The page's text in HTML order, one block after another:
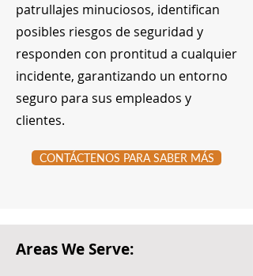
patrullajes minuciosos, identifican
posibles riesgos de seguridad y
responden con prontitud a cualquier
incidente, garantizando un entorno
seguro para sus empleados y
clientes.
CONTÁCTENOS PARA SABER MÁS
Areas We Serve: